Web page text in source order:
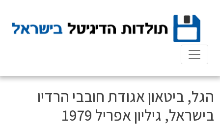
content
הגל, ביטאון אגודת חובבי הרדיו
בישראל, גיליון אפריל 1979